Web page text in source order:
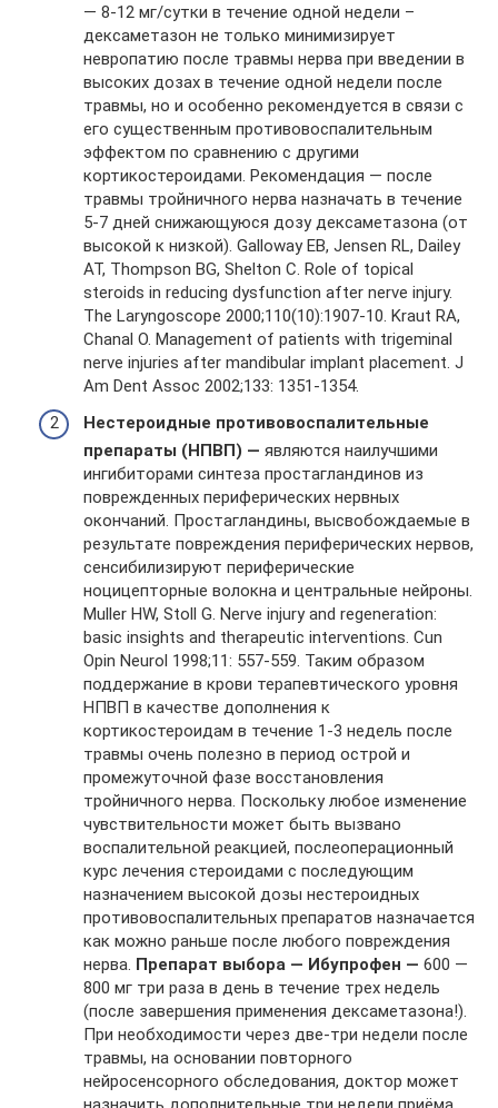
— 8-12 мг/сутки в течение одной недели –
дексаметазон не только минимизирует
невропатию после травмы нерва при введении в
высоких дозах в течение одной недели после
травмы, но и особенно рекомендуется в связи с
его существенным противовоспалительным
эффектом по сравнению с другими
кортикостероидами. Рекомендация — после
травмы тройничного нерва назначать в течение
5-7 дней снижающуюся дозу дексаметазона (от
высокой к низкой). Galloway EB, Jensen RL, Dailey
AT, Thompson BG, Shelton C. Role of topical
steroids in reducing dysfunction after nerve injury.
The Laryngoscope 2000;110(10):1907-10. Kraut RA,
Chanal O. Management of patients with trigeminal
nerve injuries after mandibular implant placement. J
Am Dent Assoc 2002;133: 1351-1354.
Нестероидные противовоспалительные
препараты (НПВП) — являются наилучшими
ингибиторами синтеза простагландинов из
поврежденных периферических нервных
окончаний. Простагландины, высвобождаемые в
результате повреждения периферических нервов,
сенсибилизируют периферические
ноцицепторные волокна и центральные нейроны.
Muller HW, Stoll G. Nerve injury and regeneration:
basic insights and therapeutic interventions. Cun
Opin Neurol 1998;11: 557-559. Таким образом
поддержание в крови терапевтического уровня
НПВП в качестве дополнения к
кортикостероидам в течение 1-3 недель после
травмы очень полезно в период острой и
промежуточной фазе восстановления
тройничного нерва. Поскольку любое изменение
чувствительности может быть вызвано
воспалительной реакцией, послеоперационный
курс лечения стероидами с последующим
назначением высокой дозы нестероидных
противовоспалительных препаратов назначается
как можно раньше после любого повреждения
нерва. Препарат выбора — Ибупрофен — 600 —
800 мг три раза в день в течение трех недель
(после завершения применения дексаметазона!).
При необходимости через две-три недели после
травмы, на основании повторного
нейросенсорного обследования, доктор может